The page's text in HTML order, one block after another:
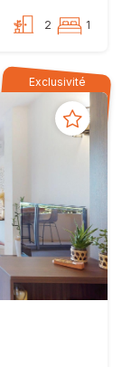
2 1
Exclusivité